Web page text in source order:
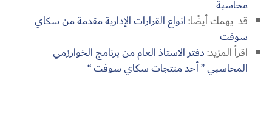
محاسبة
قد يهمك أيضًا:انواع القرارات الإدارية مقدمة من سكاي
سوفت
اقرأ المزيد:دفتر الاستاذ العام من برنامج الخوارزمي
المحاسبي ” أحد منتجات سكاي سوفت “